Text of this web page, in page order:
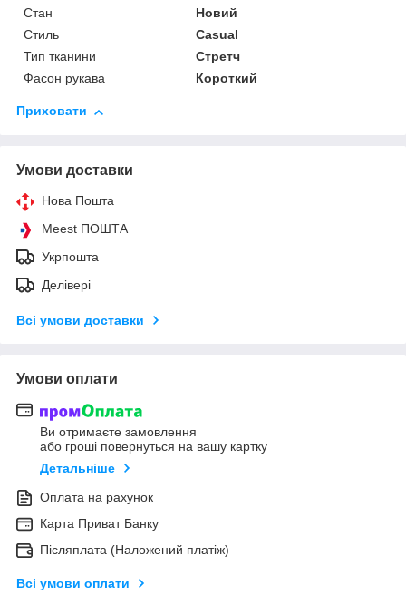
Стан
Новий
Стиль
Casual
Тип тканини
Стретч
Фасон рукава
Короткий
Приховати
Умови доставки
Нова Пошта
Meest ПОШТА
Укрпошта
Делівері
Всі умови доставки
Умови оплати
Ви отримаєте замовлення
або гроші повернуться на вашу картку
Детальніше
Оплата на рахунок
Карта Приват Банку
Післяплата (Наложений платіж)
Всі умови оплати